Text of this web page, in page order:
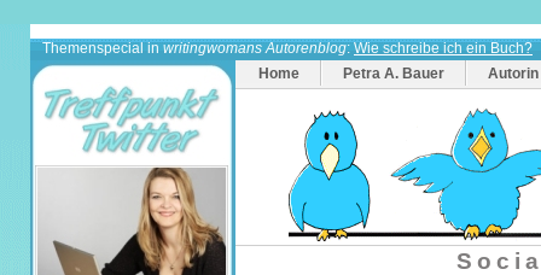
Themenspecial in writingwomans Autorenblog: Wie schreibe ich ein Buch?
Home
Petra A. Bauer Autorin